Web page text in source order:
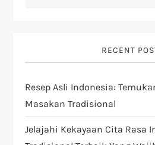
g
a
t
RECENT
Resep Asli Indonesia:
Masakan Tradisional
Jelajahi Kekayaan Cita Rasa